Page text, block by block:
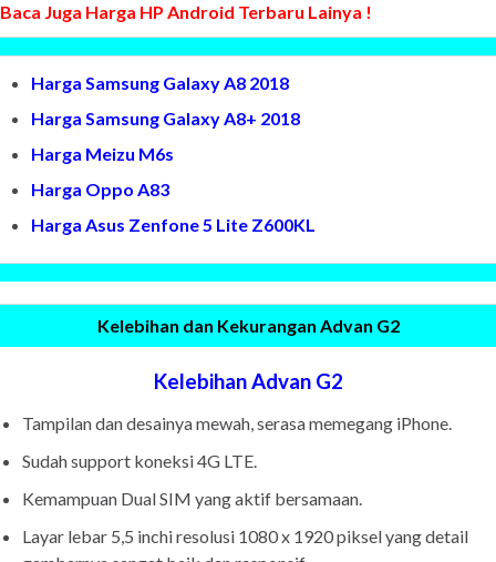
Baca Juga Harga HP Android Terbaru Lainya !
Harga Samsung Galaxy A8 2018
Harga Samsung Galaxy A8+ 2018
Harga Meizu M6s
Harga Oppo A83
Harga Asus Zenfone 5 Lite Z600KL
Kelebihan dan Kekurangan Advan G2
Kelebihan Advan G2
Tampilan dan desainya mewah, serasa memegang iPhone.
Sudah support koneksi 4G LTE.
Kemampuan Dual SIM yang aktif bersamaan.
Layar lebar 5,5 inchi resolusi 1080 x 1920 piksel yang detail